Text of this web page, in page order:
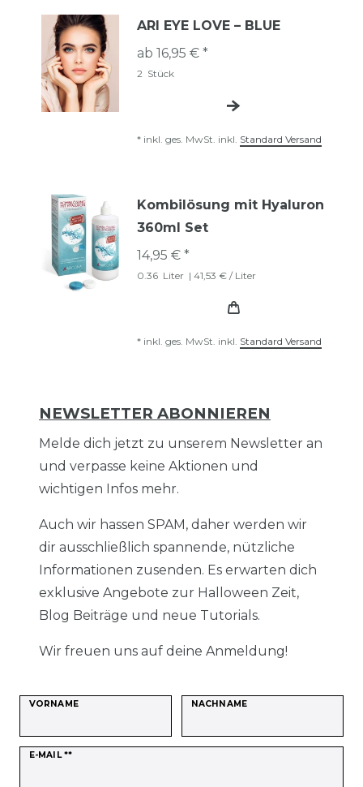
ARI EYE LOVE – BLUE
ab 16,95 € *
2 Stück
* inkl. ges. MwSt. inkl. Standard Versand
Kombilösung mit Hyaluron
360ml Set
14,95 € *
0.36 Liter | 41,53 € / Liter
* inkl. ges. MwSt. inkl. Standard Versand
NEWSLETTER ABONNIEREN
Melde dich jetzt zu unserem Newsletter an
und verpasse keine Aktionen und
wichtigen Infos mehr.
Auch wir hassen SPAM, daher werden wir
dir ausschließlich spannende, nützliche
Informationen zusenden. Es erwarten dich
exklusive Angebote zur Halloween Zeit,
Blog Beiträge und neue Tutorials.
Wir freuen uns auf deine Anmeldung!
VORNAME NACHNAME
E-MAIL **
Newsletter